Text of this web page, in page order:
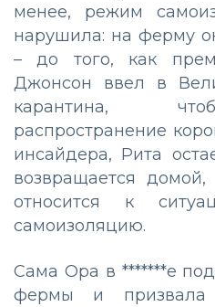
менее, режим
нарушила: на ферму
– до того, как
Джонсон ввел в
карантина,
распространение
инсайдера, Рита
возвращается домой,
относится к
самоизоляцию.
Сама Ора в *******е
фермы и призвала